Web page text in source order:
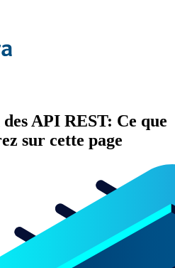
API REST: Ce que
sur cette page